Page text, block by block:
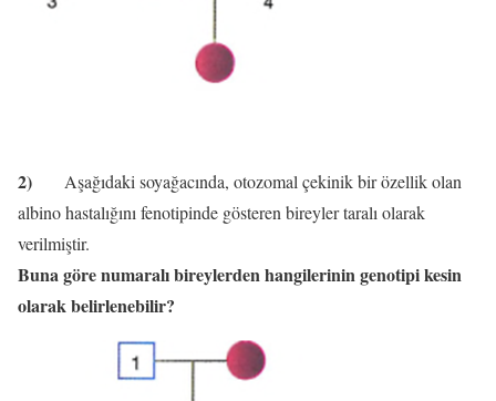
2)
Aşağıdaki soyağacında, otozomal çekinik bir özellik olan
albino hastalığını fenotipinde gösteren bireyler taralı olarak
verilmiştir.
Buna göre numaralı bireylerden hangilerinin genotipi kesin
olarak belirlenebilir?